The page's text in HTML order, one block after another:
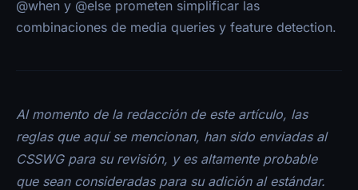
Trayectoria
Now
@when y @else prometen simplificar las
combinaciones de media queries y feature detection.
Al momento de la redacción de este artículo, las
reglas que aquí se mencionan, han sido enviadas al
CSSWG para su revisión, y es altamente probable
que sean consideradas para su adición al estándar.